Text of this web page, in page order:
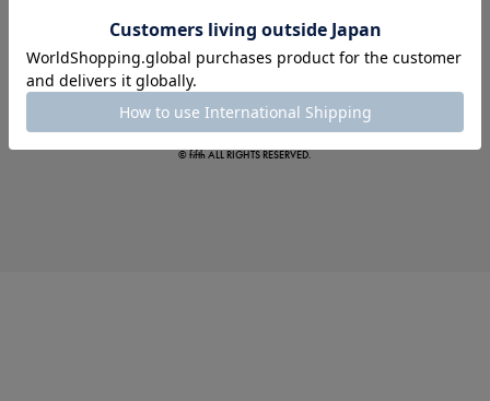
この夏の主役確定！
© fifth ALL RIGHTS RESERVED.